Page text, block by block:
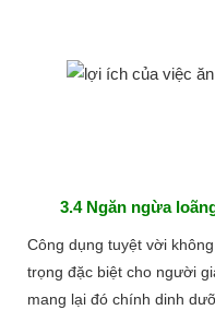
3.4 Ngăn ngừa
Công dụng tuyệt vời
trọng đặc biệt cho người
mang lại đó chính dinh